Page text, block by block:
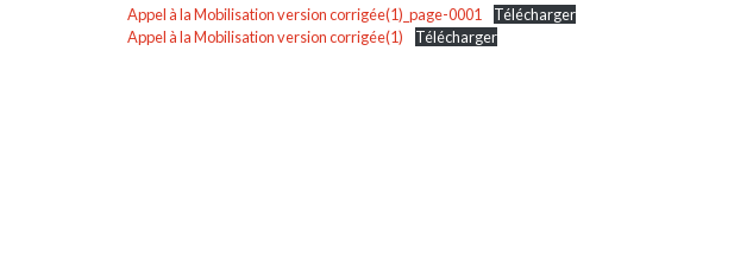
Appel à la Mobilisation version corrigée(1)_page-0001
Télécharger
Appel à la Mobilisation version corrigée(1)
Télécharger